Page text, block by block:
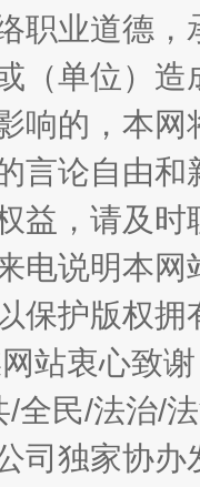
规模
职业道德
（单位）
响的，本
言论自由
益，请及
电说明本
保护版权
站衷心致
/全民/法治/
司独家协